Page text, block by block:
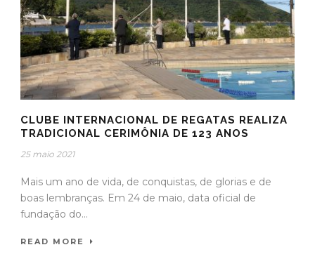
CLUBE INTERNACIONAL DE REGATAS REALIZA
TRADICIONAL CERIMÔNIA DE 123 ANOS
25 maio 2021
Mais um ano de vida, de conquistas, de glorias e de
boas lembranças. Em 24 de maio, data oficial de
fundação do...
READ MORE